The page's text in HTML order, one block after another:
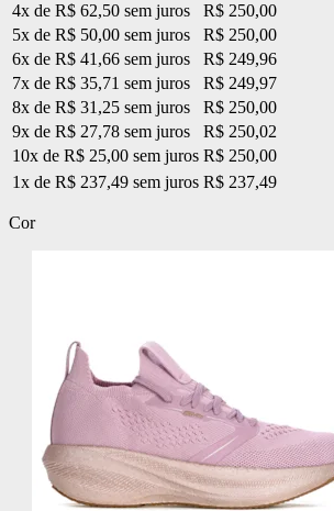
4x de R$ 62,50 sem juros
R$ 250,00
5x de R$ 50,00 sem juros
R$ 250,00
6x de R$ 41,66 sem juros
R$ 249,96
7x de R$ 35,71 sem juros
R$ 249,97
8x de R$ 31,25 sem juros
R$ 250,00
9x de R$ 27,78 sem juros
R$ 250,02
10x de R$ 25,00 sem juros R$ 250,00
1x de R$ 237,49 sem juros R$ 237,49
Cor